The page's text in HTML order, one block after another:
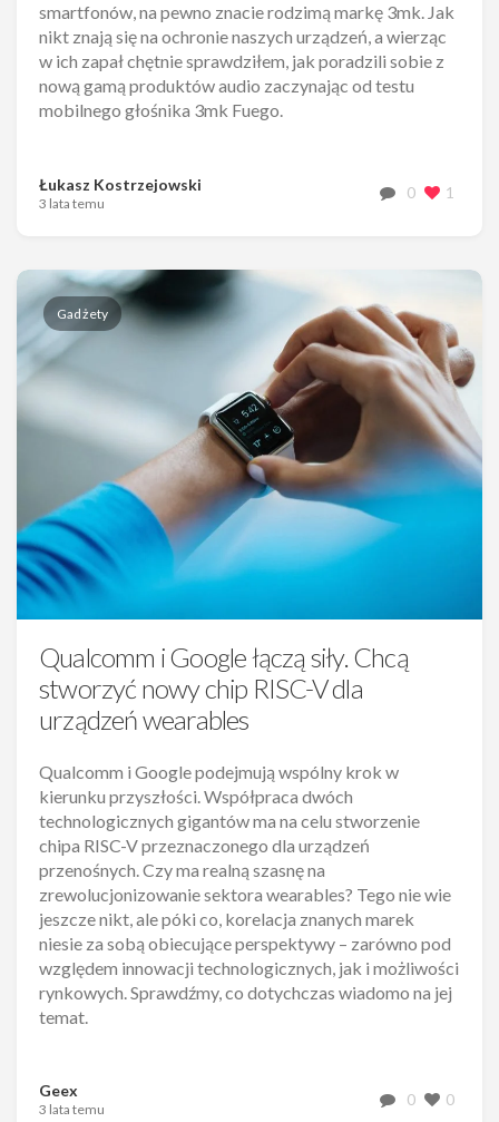
smartfonów, na pewno znacie rodzimą markę 3mk. Jak
nikt znają się na ochronie naszych urządzeń, a wierząc
w ich zapał chętnie sprawdziłem, jak poradzili sobie z
nową gamą produktów audio zaczynając od testu
mobilnego głośnika 3mk Fuego.
Łukasz Kostrzejowski
3 lata temu
0 1
Gadżety
Qualcomm i Google łączą siły. Chcą
stworzyć nowy chip RISC-V dla
urządzeń wearables
Qualcomm i Google podejmują wspólny krok w
kierunku przyszłości. Współpraca dwóch
technologicznych gigantów ma na celu stworzenie
chipa RISC-V przeznaczonego dla urządzeń
przenośnych. Czy ma realną szasnę na
zrewolucjonizowanie sektora wearables? Tego nie wie
jeszcze nikt, ale póki co, korelacja znanych marek
niesie za sobą obiecujące perspektywy – zarówno pod
względem innowacji technologicznych, jak i możliwości
rynkowych. Sprawdźmy, co dotychczas wiadomo na jej
temat.
Geex
3 lata temu
0 0